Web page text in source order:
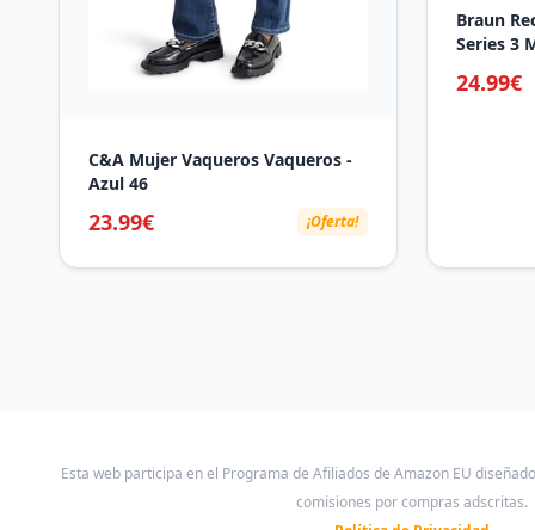
C&A Mujer Vaqueros Vaqueros -
Azul 46
23.99€ ¡Oferta!
Braun
Series 3
24.99€
Esta web participa en el Programa de Afiliados de Amazon EU
comisiones por compras adscritas.